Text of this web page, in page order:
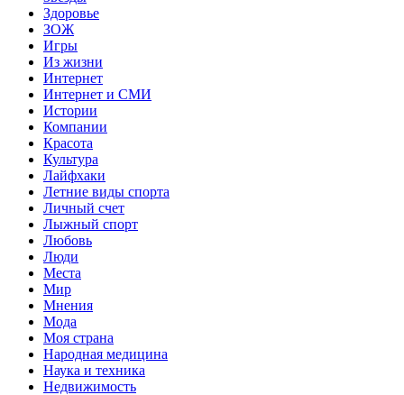
Здоровье
ЗОЖ
Игры
Из жизни
Интернет
Интернет и СМИ
Истории
Компании
Красота
Культура
Лайфхаки
Летние виды спорта
Личный счет
Лыжный спорт
Любовь
Люди
Места
Мир
Мнения
Мода
Моя страна
Народная медицина
Наука и техника
Недвижимость